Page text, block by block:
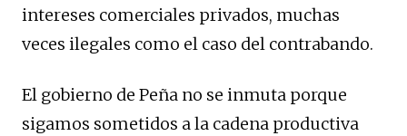
intereses comerciales privados, muchas
veces ilegales como el caso del contrabando.
El gobierno de Peña no se inmuta porque
sigamos sometidos a la cadena productiva